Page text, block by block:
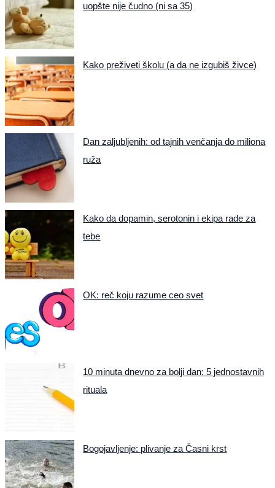
uopšte nije čudno (ni sa 35)
Kako preživeti školu (a da ne izgubiš živce)
Dan zaljubljenih: od tajnih venčanja do miliona
ruža
Kako da dopamin, serotonin i ekipa rade za
tebe
OK: reč koju razume ceo svet
10 minuta dnevno za bolji dan: 5 jednostavnih
rituala
Bogojavljenje: plivanje za Časni krst